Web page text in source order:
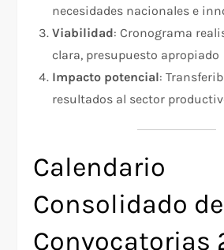
necesidades nacionales e
Viabilidad: Cronograma
clara, presupuesto apropiado
Impacto potencial:
resultados al sector
Calendario
Consolidado de
Convocatorias